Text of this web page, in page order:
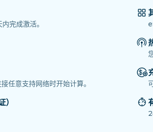
完成激活。
任意支持网络时开始计算。
）